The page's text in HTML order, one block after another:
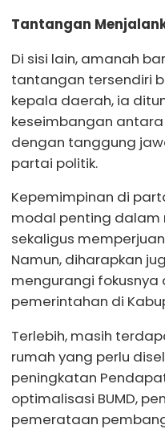
Tantangan
Di sisi lain, amanah
tantangan tersendiri
kepala daerah, ia
keseimbangan
dengan tanggung
partai politik.
Kepemimpinan di
modal penting dalam
sekaligus
Namun, diharapkan
mengurangi
pemerintahan di
Terlebih, masih
rumah yang perlu
peningkatan
optimalisasi BUMD,
pemerataan